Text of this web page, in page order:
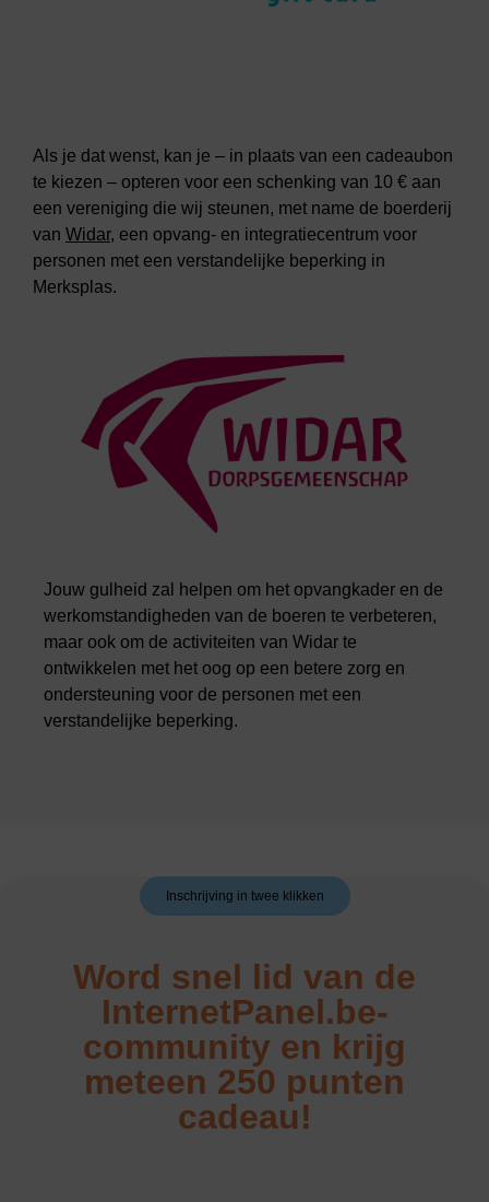
Als je dat wenst, kan je – in plaats van een cadeaubon
te kiezen – opteren voor een schenking van 10 € aan
een vereniging die wij steunen, met name de boerderij
van Widar, een opvang- en integratiecentrum voor
personen met een verstandelijke beperking in
Merksplas.
Jouw gulheid zal helpen om het opvangkader en de
werkomstandigheden van de boeren te verbeteren,
maar ook om de activiteiten van Widar te
ontwikkelen met het oog op een betere zorg en
ondersteuning voor de personen met een
verstandelijke beperking.
Inschrijving in twee klikken
Word snel lid van de
InternetPanel.be-
community en krijg
meteen 250 punten
cadeau!